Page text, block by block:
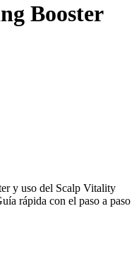
Booster
y uso del Scalp Vitality
rápida con el paso a paso